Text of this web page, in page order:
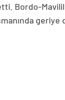
Bordo-
geriye